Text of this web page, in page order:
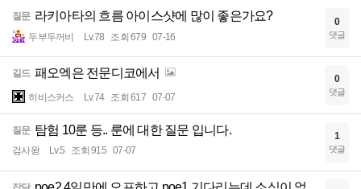
질문 라키아타의 흐름 아이스샷에 많이 좋은가요?
두부두꺼비 Lv.78 조회 679 07-16
0
댓글
길드 패오엑은 전문디코에서
히비스커스 Lv.74 조회 617 07-07
0
댓글
질문 탐험 10룬 등.. 룬에 대한 질문 입니다.
검사왕 Lv.5 조회 915 07-07
1
댓글